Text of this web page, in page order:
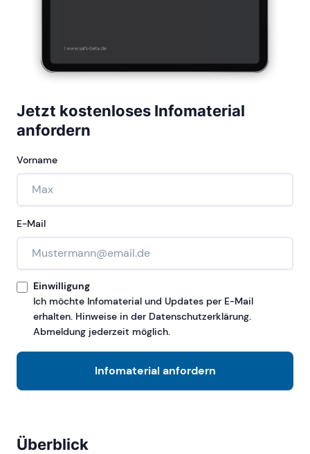
Jetzt kostenloses Infomaterial
anfordern
Vorname
E-Mail
Einwilligung
Ich möchte Infomaterial und Updates per E-Mail
erhalten. Hinweise in der Datenschutzerklärung.
Abmeldung jederzeit möglich.
Infomaterial anfordern
Überblick